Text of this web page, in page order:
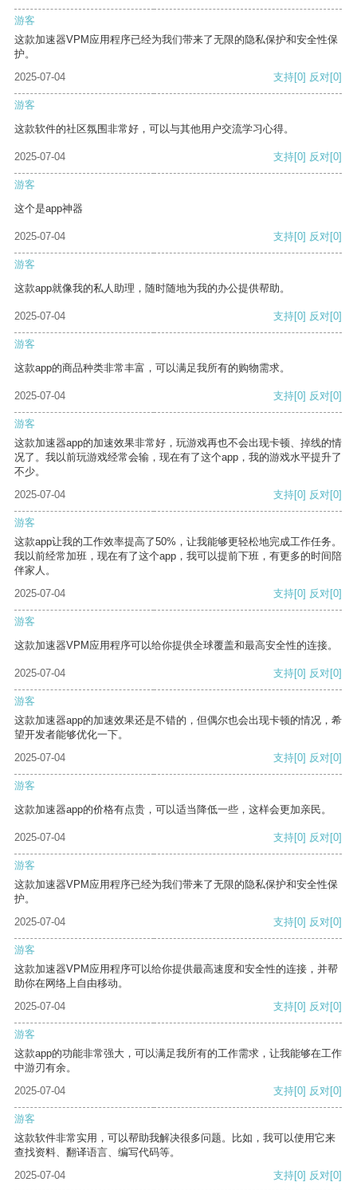
游客
这款加速器VPM应用程序已经为我们带来了无限的隐私保护和安全性保
护。
2025-07-04
支持[0] 反对[0]
游客
这款软件的社区氛围非常好，可以与其他用户交流学习心得。
2025-07-04 支持[0] 反对[0]
游客
这个是app神器
2025-07-04 支持[0] 反对[0]
游客
这款app就像我的私人助理，随时随地为我的办公提供帮助。
2025-07-04 支持[0] 反对[0]
游客
这款app的商品种类非常丰富，可以满足我所有的购物需求。
2025-07-04 支持[0] 反对[0]
游客
这款加速器app的加速效果非常好，玩游戏再也不会出现卡顿、掉线的情
况了。我以前玩游戏经常会输，现在有了这个app，我的游戏水平提升了
不少。
2025-07-04
支持[0] 反对[0]
游客
这款app让我的工作效率提高了50%，让我能够更轻松地完成工作任务。
我以前经常加班，现在有了这个app，我可以提前下班，有更多的时间陪
伴家人。
2025-07-04
支持[0] 反对[0]
游客
这款加速器VPM应用程序可以给你提供全球覆盖和最高安全性的连接。
2025-07-04 支持[0] 反对[0]
游客
这款加速器app的加速效果还是不错的，但偶尔也会出现卡顿的情况，希
望开发者能够优化一下。
2025-07-04
支持[0] 反对[0]
游客
这款加速器app的价格有点贵，可以适当降低一些，这样会更加亲民。
2025-07-04 支持[0] 反对[0]
游客
这款加速器VPM应用程序已经为我们带来了无限的隐私保护和安全性保
护。
2025-07-04
支持[0] 反对[0]
游客
这款加速器VPM应用程序可以给你提供最高速度和安全性的连接，并帮
助你在网络上自由移动。
2025-07-04
支持[0] 反对[0]
游客
这款app的功能非常强大，可以满足我所有的工作需求，让我能够在工作
中游刃有余。
2025-07-04
支持[0] 反对[0]
游客
这款软件非常实用，可以帮助我解决很多问题。比如，我可以使用它来
查找资料、翻译语言、编写代码等。
2025-07-04
支持[0] 反对[0]